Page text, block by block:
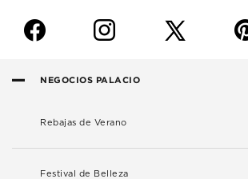
f i
NEGOCIOS PALACIO
Rebajas de Verano
Festival de Belleza